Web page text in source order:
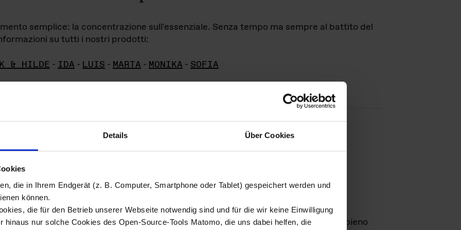
Details Über Cookies
die in Ihrem Endgerät (z. B. Computer, Smartphone oder Tablet) gespeichert werden und
können.
die für den Betrieb unserer Webseite notwendig sind und für die wir keine Einwilligung
hinaus nur solche Cookies des Open-Source-Tools Matomo, die uns dabei helfen, die
semplice: la concentrazione sull'essenziale. Senza tempo ma sempre al battito del
su tutti i nostri prodotti:
& HILDE - IDA - LUIS - MARTA - MONIKA - SOFIA
di immagini
materiale fotografico sono detenuti daDas ganze LebenGmbH e rimangono in pieno